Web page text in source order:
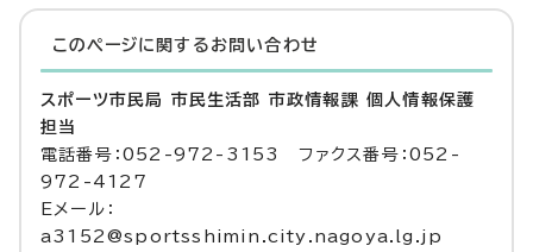
このページに関する お問い合わせ
スポーツ市民局 市民生活部 市政情報課 個人情報保護
担当
電話番号：052-972-3153 ファクス番号：052-
972-4127
Eメール：
a3152@sportsshimin.city.nagoya.lg.jp